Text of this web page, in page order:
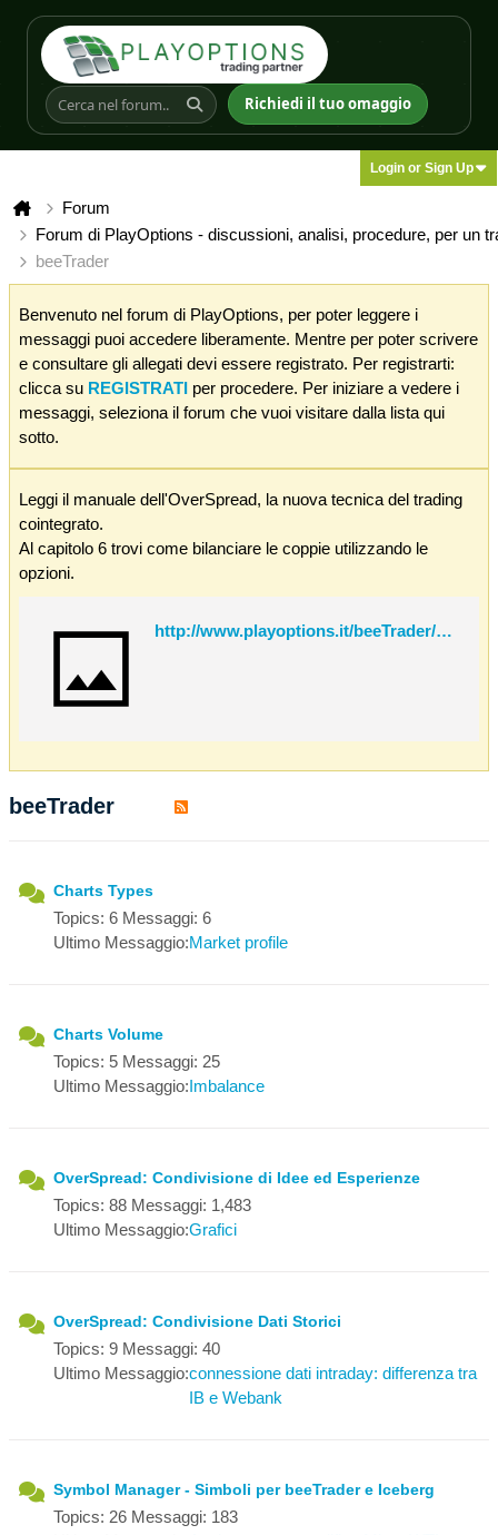
Richiedi il tuo omaggio
Login or Sign Up
Forum
Forum di PlayOptions - discussioni, analisi, procedure, per un
beeTrader
Benvenuto nel forum di PlayOptions, per poter leggere i
messaggi puoi accedere liberamente. Mentre per poter scrivere
e consultare gli allegati devi essere registrato. Per registrarti:
clicca su REGISTRATI per procedere. Per iniziare a vedere i
messaggi, seleziona il forum che vuoi visitare dalla lista qui
sotto.
Leggi il manuale dell'OverSpread, la nuova tecnica del trading
cointegrato.
Al capitolo 6 trovi come bilanciare le coppie utilizzando le
opzioni.
http://www.playoptions.it/beeTrader/OverSpread.pdf
beeTrader
Charts Types
Topics: 6 Messaggi: 6
Ultimo Messaggio:Market profile
Charts Volume
Topics: 5 Messaggi: 25
Ultimo Messaggio:Imbalance
OverSpread: Condivisione di Idee ed Esperienze
Topics: 88 Messaggi: 1,483
Ultimo Messaggio:Grafici
OverSpread: Condivisione Dati Storici
Topics: 9 Messaggi: 40
Ultimo Messaggio:connessione dati intraday: differenza tra
IB e Webank
Symbol Manager - Simboli per beeTrader e Iceberg
Topics: 26 Messaggi: 183